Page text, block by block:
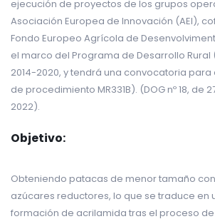
ejecución de proyectos de los grupos
Asociación Europea de Innovación (AEI),
Fondo Europeo Agrícola de
el marco del Programa de Desarrollo Rural
2014-2020, y tendrá una convocatoria
de procedimiento MR331B). (DOG nº 18, de
2022).
Objetivo:
Obteniendo patacas de menor tamaño
azúcares reductores, lo que se traduce en
formación de acrilamida tras el proceso de